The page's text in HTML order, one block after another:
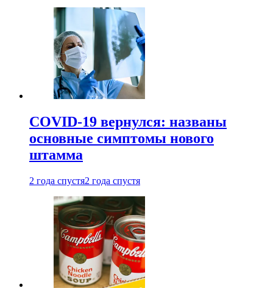
COVID-19 вернулся: названы
основные симптомы нового
штамма
2 года спустя2 года спустя